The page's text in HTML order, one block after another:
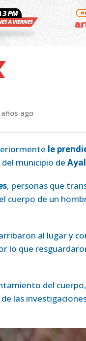
ago
le
municipio de
, personas que
cuerpo de un
al lugar y
lo que
del
las